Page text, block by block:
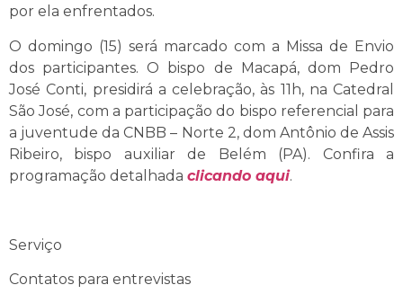
por ela enfrentados.
O domingo (15) será marcado com a Missa de Envio
dos participantes. O bispo de Macapá, dom Pedro
José Conti, presidirá a celebração, às 11h, na Catedral
São José, com a participação do bispo referencial para
a juventude da CNBB – Norte 2, dom Antônio de Assis
Ribeiro, bispo auxiliar de Belém (PA). Confira a
programação detalhada clicando aqui.
Serviço
Contatos para entrevistas